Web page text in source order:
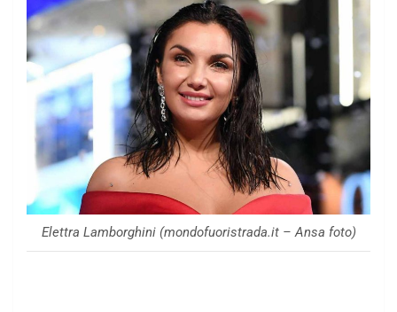
Elettra Lamborghini (mondofuoristrada.it – Ansa foto)